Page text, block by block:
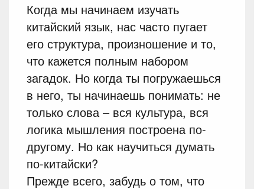
Когда мы начинаем изучать
китайский язык, нас часто пугает
его структура, произношение и то,
что кажется полным набором
загадок. Но когда ты погружаешься
в него, ты начинаешь понимать: не
только слова – вся культура, вся
логика мышления построена по-
другому. Но как научиться думать
по-китайски?
Прежде всего, забудь о том, что